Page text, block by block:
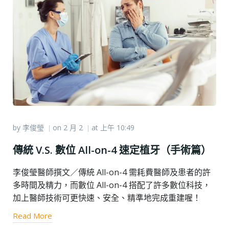
by 李俊瑩 | on 2 月 2 | at 上午 10:49
傳統 V.S. 數位 All-on-4 速定植牙（手術篇）
李俊瑩醫師撰文／傳統 All-on-4 需耗費醫師及患者的許
多時間及精力，而數位 All-on-4 搭配了許多數位科技，
加上醫師技術可更快速、安全、精準地完成重建喔！
Read More